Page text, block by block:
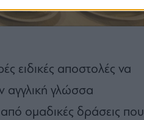
ειδικές αποστολές να
αγγλική γλώσσα
ομαδικές δράσεις που